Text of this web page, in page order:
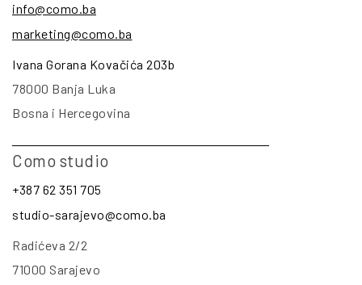
info@como.ba
marketing@como.ba
Ivana Gorana Kovačića 203b
78000 Banja Luka
Bosna i Hercegovina
Como studio
+387 62 351 705
studio-sarajevo@como.ba
Radićeva 2/2
71000 Sarajevo